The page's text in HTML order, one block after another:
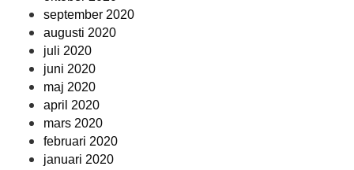
september 2020
augusti 2020
juli 2020
juni 2020
maj 2020
april 2020
mars 2020
februari 2020
januari 2020